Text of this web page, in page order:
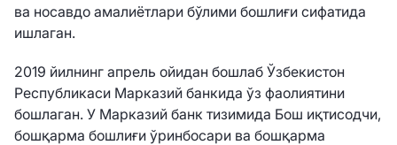
ва носавдо амалиётлари бўлими бошлиғи сифатида
ишлаган.
2019 йилнинг апрель ойидан бошлаб Ўзбекистон
Республикаси Марказий банкида ўз фаолиятини
бошлаган. У Марказий банк тизимида Бош иқтисодчи,
бошқарма бошлиғи ўринбосари ва бошқарма